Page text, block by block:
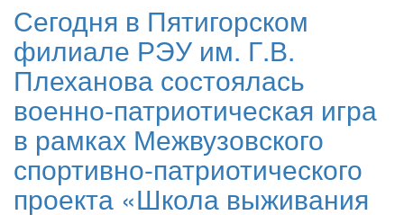
Сегодня в Пятигорском
филиале РЭУ им. Г.В.
Плеханова состоялась
военно-патриотическая игра
в рамках Межвузовского
спортивно-патриотического
проекта «Школа выживания